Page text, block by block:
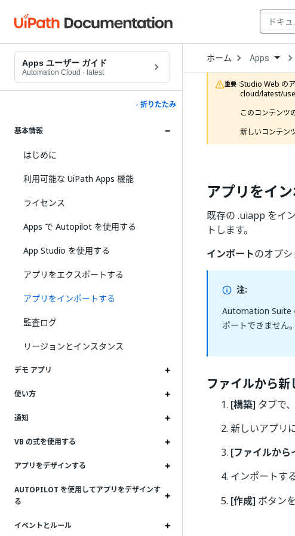
Apps ユーザー ガイド
Automation Cloud · latest
- 折りたたみ
基本情報
はじめに
利用可能な UiPath Apps 機能
ライセンス
Apps で Autopilot を使用する
App Studio を使用する
アプリをエクスポートする
アプリをインポートする
監査ログ
リージョンとインスタンス
デモ アプリ
使い方
通知
VB の式を使用する
アプリをデザインする
AUTOPILOT を使用してアプリをデザインす
る
イベントとルール
ホーム Open
Dropdown
to
choose
product
Apps
重要 :Studio Web の
cloud/latest/
このコンテンツ
新しいコンテン
アプリをイ
既存の .uiapp をイ
トします。
インポートのオプ
注:
Automation Suite
ポートできません。
ファイルから
[構築] タブで、
新しいアプリ
[ファイルから
インポートす
[作成] ボタン